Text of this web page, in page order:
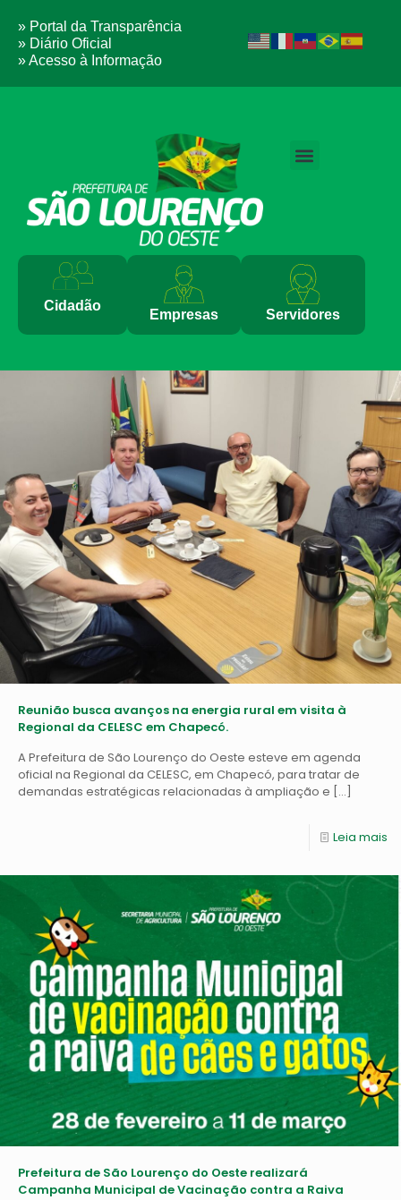
» Portal da Transparência
» Diário Oficial
» Acesso à Informação
Cidadão
Empresas Servidores
Reunião busca avanços na energia rural em visita à
Regional da CELESC em Chapecó.
A Prefeitura de São Lourenço do Oeste esteve em agenda
oficial na Regional da CELESC, em Chapecó, para tratar de
demandas estratégicas relacionadas à ampliação e […]
Leia mais
Prefeitura de São Lourenço do Oeste realizará
Campanha Municipal de Vacinação contra a Raiva